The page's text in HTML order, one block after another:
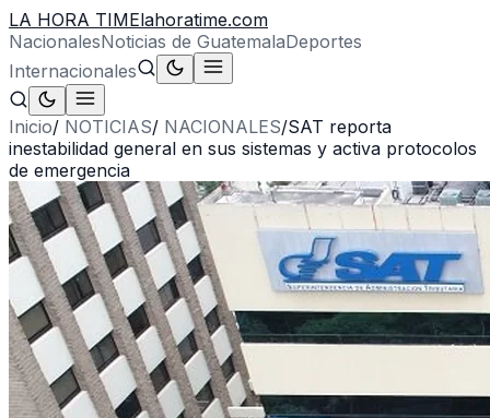
LA HORA TIMElahoratime.com
NacionalesNoticias de GuatemalaDeportes
Internacionales
Inicio/ NOTICIAS/ NACIONALES/SAT reporta
inestabilidad general en sus sistemas y activa protocolos
de emergencia